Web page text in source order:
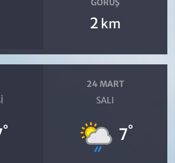
GÖRÜŞ
2 km
°
24 MART
SALI
7°